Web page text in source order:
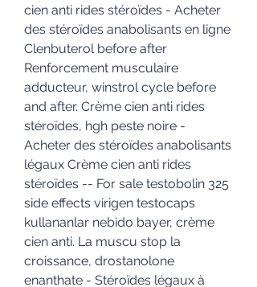
cien anti rides stéroïdes - Acheter
des stéroïdes anabolisants en ligne
Clenbuterol before after
Renforcement musculaire
adducteur, winstrol cycle before
and after. Crème cien anti rides
stéroïdes, hgh peste noire -
Acheter des stéroïdes anabolisants
légaux Crème cien anti rides
stéroïdes -- For sale testobolin 325
side effects virigen testocaps
kullananlar nebido bayer, crème
cien anti. La muscu stop la
croissance, drostanolone
enanthate - Stéroïdes légaux à